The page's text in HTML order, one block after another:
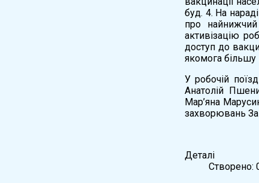
буд. 4. На
про найнижчий
активізацію
доступ до
якомога більшу
У робочій
Анатолій
Мар’яна
захворювань
Деталі
Створено: